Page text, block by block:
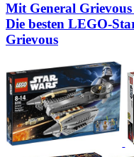
Mit General
Die besten LEGO-
Grievous